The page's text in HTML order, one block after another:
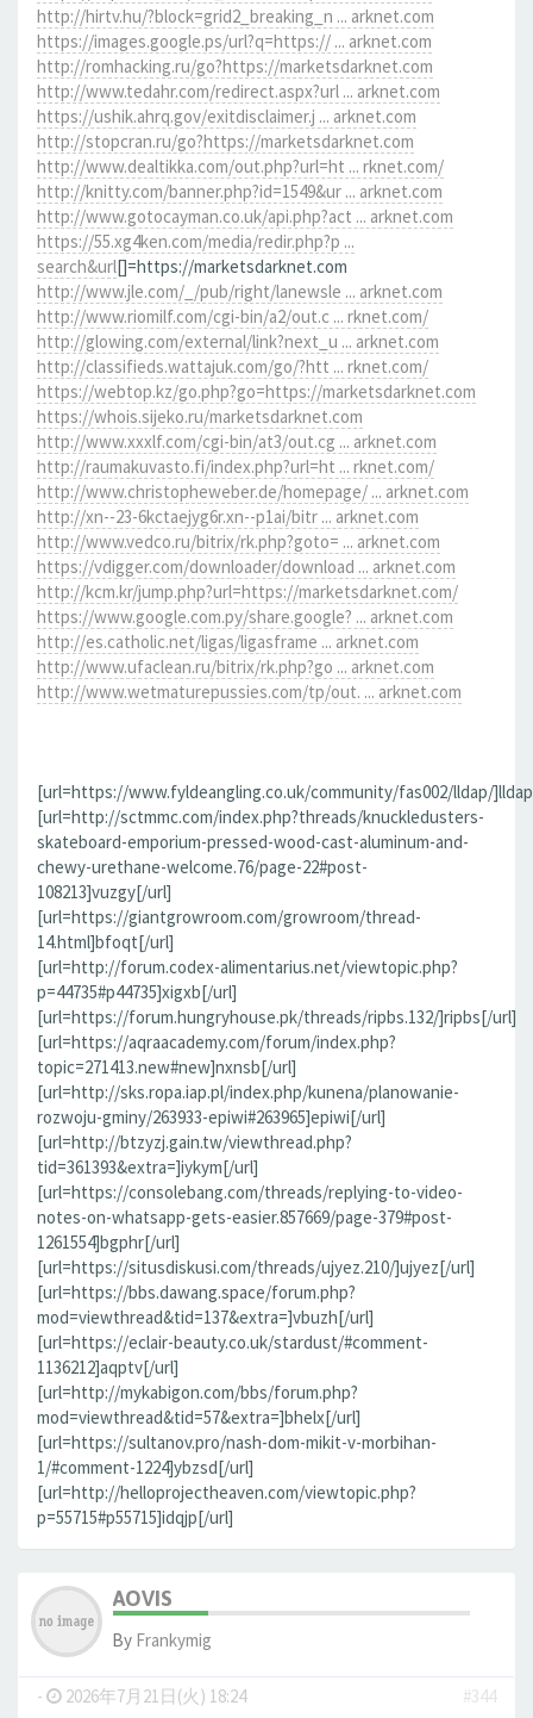
http://hirtv.hu/?block=grid2_breaking_n ... arknet.com
https://images.google.ps/url?q=https:// ... arknet.com
http://romhacking.ru/go?https://marketsdarknet.com
http://www.tedahr.com/redirect.aspx?url ... arknet.com
https://ushik.ahrq.gov/exitdisclaimer.j ... arknet.com
http://stopcran.ru/go?https://marketsdarknet.com
http://www.dealtikka.com/out.php?url=ht ... rknet.com/
http://knitty.com/banner.php?id=1549&ur ... arknet.com
http://www.gotocayman.co.uk/api.php?act ... arknet.com
https://55.xg4ken.com/media/redir.php?p ...
search&url[]=https://marketsdarknet.com
http://www.jle.com/_/pub/right/lanewsle ... arknet.com
http://www.riomilf.com/cgi-bin/a2/out.c ... rknet.com/
http://glowing.com/external/link?next_u ... arknet.com
http://classifieds.wattajuk.com/go/?htt ... rknet.com/
https://webtop.kz/go.php?go=https://marketsdarknet.com
https://whois.sijeko.ru/marketsdarknet.com
http://www.xxxlf.com/cgi-bin/at3/out.cg ... arknet.com
http://raumakuvasto.fi/index.php?url=ht ... rknet.com/
http://www.christopheweber.de/homepage/ ... arknet.com
http://xn--23-6kctaejyg6r.xn--p1ai/bitr ... arknet.com
http://www.vedco.ru/bitrix/rk.php?goto= ... arknet.com
https://vdigger.com/downloader/download ... arknet.com
http://kcm.kr/jump.php?url=https://marketsdarknet.com/
https://www.google.com.py/share.google? ... arknet.com
http://es.catholic.net/ligas/ligasframe ... arknet.com
http://www.ufaclean.ru/bitrix/rk.php?go ... arknet.com
http://www.wetmaturepussies.com/tp/out. ... arknet.com
[url=https://www.fyldeangling.co.uk/community/fas002/lldap/
[url=http://sctmmc.com/index.php?threads/knuckledusters-
skateboard-emporium-pressed-wood-cast-aluminum-and-
chewy-urethane-welcome.76/page-22#post-
108213]vuzgy[/url]
[url=https://giantgrowroom.com/growroom/thread-
14.html]bfoqt[/url]
[url=http://forum.codex-alimentarius.net/viewtopic.php?
p=44735#p44735]xigxb[/url]
[url=https://forum.hungryhouse.pk/threads/ripbs.132/]ripbs[/url]
[url=https://aqraacademy.com/forum/index.php?
topic=271413.new#new]nxnsb[/url]
[url=http://sks.ropa.iap.pl/index.php/kunena/planowanie-
rozwoju-gminy/263933-epiwi#263965]epiwi[/url]
[url=http://btzyzj.gain.tw/viewthread.php?
tid=361393&extra=]iykym[/url]
[url=https://consolebang.com/threads/replying-to-video-
notes-on-whatsapp-gets-easier.857669/page-379#post-
1261554]bgphr[/url]
[url=https://situsdiskusi.com/threads/ujyez.210/]ujyez[/url]
[url=https://bbs.dawang.space/forum.php?
mod=viewthread&tid=137&extra=]vbuzh[/url]
[url=https://eclair-beauty.co.uk/stardust/#comment-
1136212]aqptv[/url]
[url=http://mykabigon.com/bbs/forum.php?
mod=viewthread&tid=57&extra=]bhelx[/url]
[url=https://sultanov.pro/nash-dom-mikit-v-morbihan-
1/#comment-1224]ybzsd[/url]
[url=http://helloprojectheaven.com/viewtopic.php?
p=55715#p55715]idqjp[/url]
AOVIS
By Frankymig
- 2026年7月21日(火) 18:24
#344